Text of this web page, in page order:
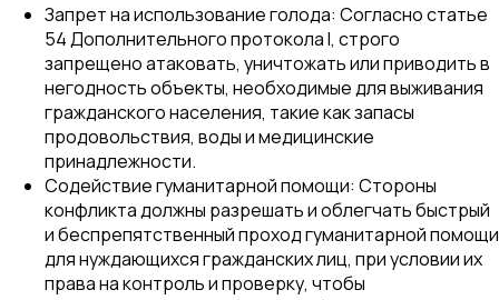
Запрет на использование голода: Согласно статье
54 Дополнительного протокола I, строго
запрещено атаковать, уничтожать или приводить в
негодность объекты, необходимые для выживания
гражданского населения, такие как запасы
продовольствия, воды и медицинские
принадлежности.
Содействие гуманитарной помощи: Стороны
конфликта должны разрешать и облегчать быстрый
и беспрепятственный проход гуманитарной помощи
для нуждающихся гражданских лиц, при условии их
права на контроль и проверку, чтобы